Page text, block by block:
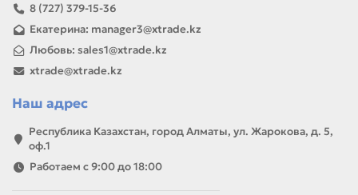
8 (727) 379-15-36
Екатерина: manager3@xtrade.kz
Любовь: sales1@xtrade.kz
xtrade@xtrade.kz
Наш адрес
Республика Казахстан, город Алматы, ул. Жарокова, д. 5,
оф.1
Работаем с 9:00 до 18:00